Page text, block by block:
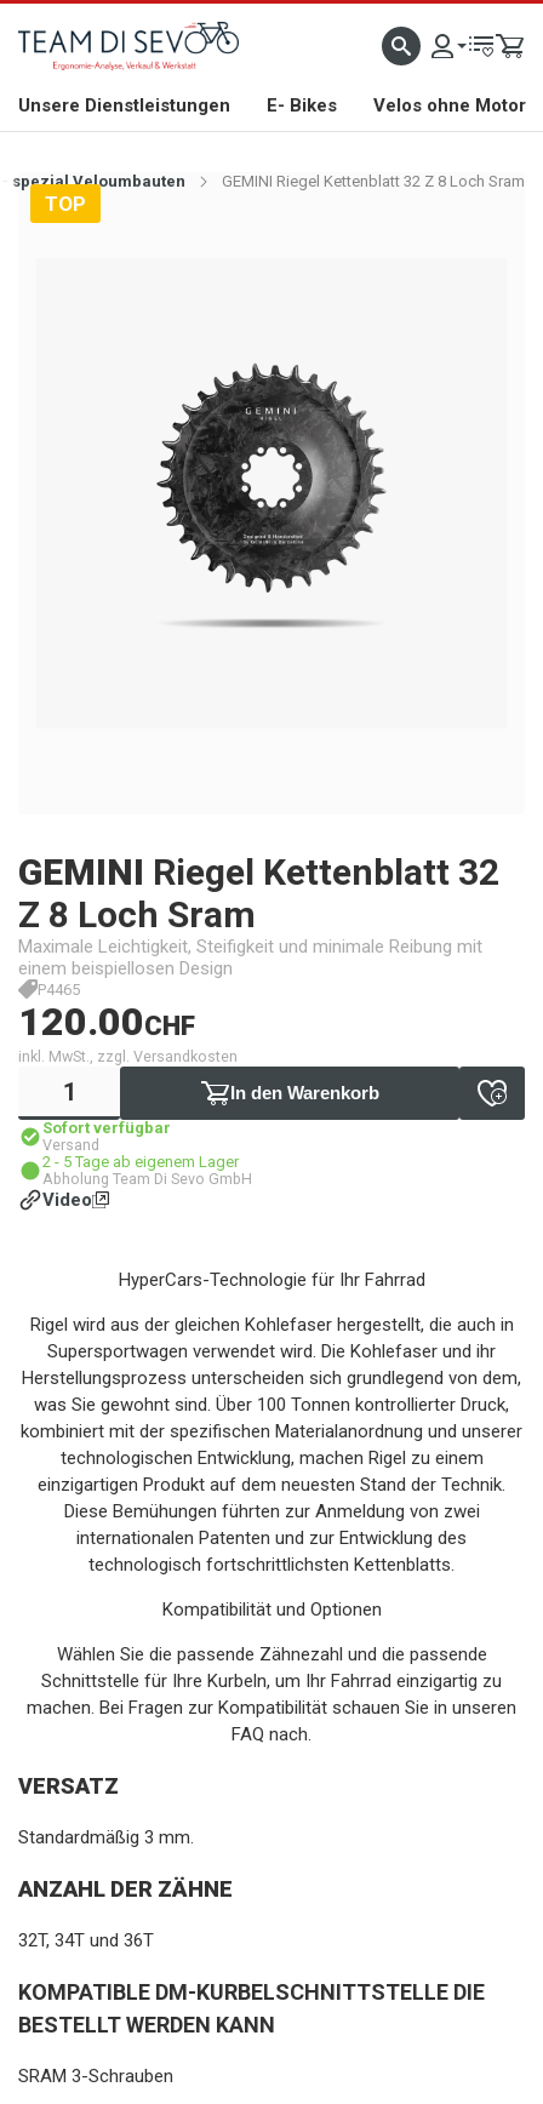
WILLKOMMEN GROSSE AUSWAHL AN RENNRÄDERN, GRAVEL, E-BIKES UND
Unsere Dienstleistungen E- Bikes Velos ohne Motor
spezial Veloumbauten GEMINI Riegel Kettenblatt 32 Z 8 Loch Sram
TOP
GEMINI Riegel Kettenblatt 32
Z 8 Loch Sram
Maximale Leichtigkeit, Steifigkeit und minimale Reibung mit
einem beispiellosen Design
P4465
120.00CHF
inkl. MwSt., zzgl. Versandkosten
In den Warenkorb
Sofort verfügbar
Versand
2 - 5 Tage ab eigenem Lager
Abholung Team Di Sevo GmbH
Video
HyperCars-Technologie für Ihr Fahrrad
Rigel wird aus der gleichen Kohlefaser hergestellt, die auch in
Supersportwagen verwendet wird. Die Kohlefaser und ihr
Herstellungsprozess unterscheiden sich grundlegend von dem,
was Sie gewohnt sind. Über 100 Tonnen kontrollierter Druck,
kombiniert mit der spezifischen Materialanordnung und unserer
technologischen Entwicklung, machen Rigel zu einem
einzigartigen Produkt auf dem neuesten Stand der Technik.
Diese Bemühungen führten zur Anmeldung von zwei
internationalen Patenten und zur Entwicklung des
technologisch fortschrittlichsten Kettenblatts.
Kompatibilität und Optionen
Wählen Sie die passende Zähnezahl und die passende
Schnittstelle für Ihre Kurbeln, um Ihr Fahrrad einzigartig zu
machen. Bei Fragen zur Kompatibilität schauen Sie in unseren
FAQ nach.
VERSATZ
Standardmäßig 3 mm.
ANZAHL DER ZÄHNE
32T, 34T und 36T
KOMPATIBLE DM-KURBELSCHNITTSTELLE DIE
BESTELLT WERDEN KANN
SRAM 3-Schrauben